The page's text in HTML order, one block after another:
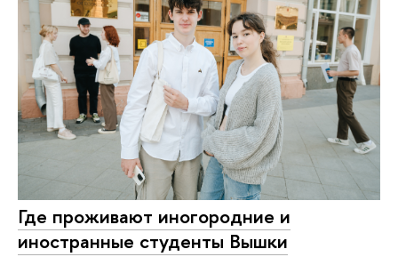
Где проживают иногородние и
иностранные студенты Вышки